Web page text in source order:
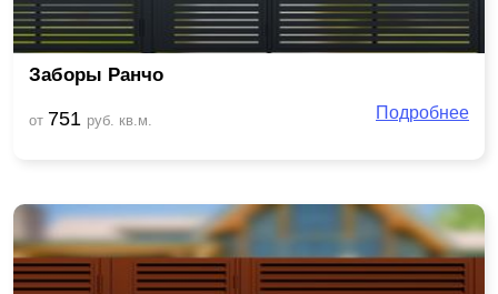
Заборы Ранчо
от 751 руб. кв.м. Подробнее